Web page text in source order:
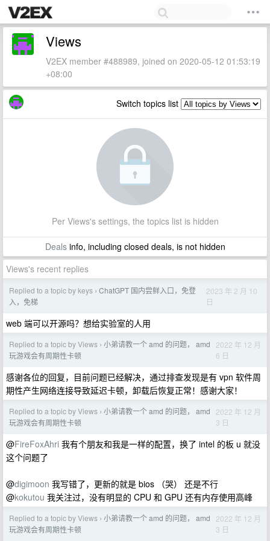
Views
V2EX member #488989, joined on 2020-05-12 01:53:19
+08:00
Switch topics list
Per Views's settings, the topics list is hidden
Dealsinfo, including closed deals, is not hidden
Views's recent replies
Replied to a topic by keys › ChatGPT 国内尝鲜入口，免登
入，免梯
2023 年 2 月 10
日
web 端可以开源吗？想给实验室的人用
Replied to a topic by Views › 小弟请教一个 amd 的问题， amd
玩游戏会有周期性卡顿
2022 年 12 月
6 日
感谢各位的回复，目前问题已经解决，通过排查发现是有 vpn 软件周
期性产生网络连接导致延迟卡顿，卸载后恢复正常！感谢大家！
Replied to a topic by Views › 小弟请教一个 amd 的问题， amd
玩游戏会有周期性卡顿
2022 年 12 月
3 日
@FireFoxAhri 我有个朋友和我是一样的配置，换了 intel 的板 u 就没
这个问题了
@digimoon 我写错了，更新的就是 bios （哭） 还是不行
@kokutou 我关注过，没有明显的 CPU 和 GPU 还有内存使用高峰
Replied to a topic by Views › 小弟请教一个 amd 的问题， amd
玩游戏会有周期性卡顿
2022 年 12 月
3 日